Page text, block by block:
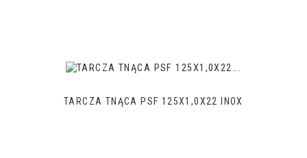
TARCZA TNĄCA PSF 125X1,0X22 INOX